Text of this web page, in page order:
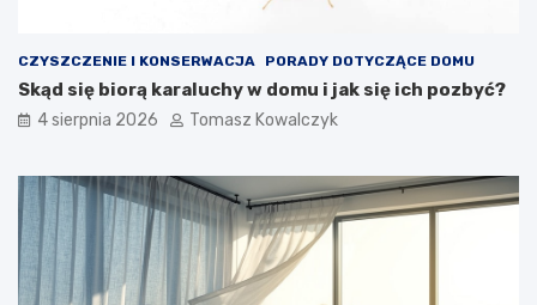
CZYSZCZENIE I KONSERWACJA PORADY DOTYCZĄCE DOMU
Skąd się biorą karaluchy w domu i jak się ich pozbyć?
4 sierpnia 2026 Tomasz Kowalczyk